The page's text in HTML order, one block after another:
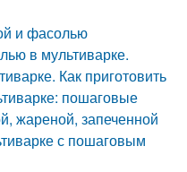
и фасолью
в мультиварке.
Как приготовить
пошаговые
жареной, запеченной
с пошаговым